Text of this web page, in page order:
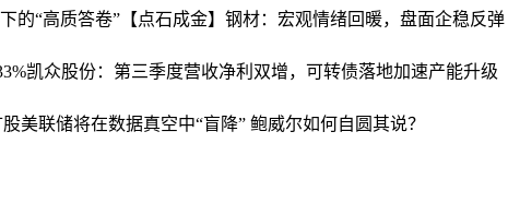
的“高质答卷” 【点石成金】钢材：宏观情绪回暖，盘面企稳反弹
凯众股份：第三季度营收净利双增，可转债落地加速产能升级
股美联储将在数据真空中“盲降” 鲍威尔如何自圆其说？